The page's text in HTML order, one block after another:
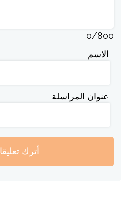
0/800
الاسم
عنوان المراسلة
أترك تعليقا